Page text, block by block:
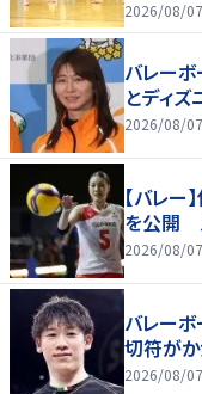
2026/08/
バレー
とディ
2026/08/
【バレ
を公開
2026/08/
バレー
切符がか
2026/08/